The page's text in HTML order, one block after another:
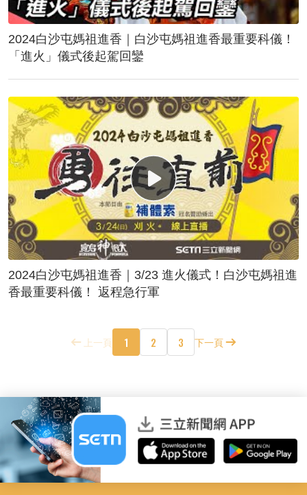
2024白沙屯媽祖進香｜白沙屯媽祖進香最重要科儀！
「進火」儀式後起駕回鑾
2024白沙屯媽祖進香｜3/23 進火儀式！白沙屯媽祖進
香最重要科儀！ 返程急行軍
上一頁 1 2 3 下一頁